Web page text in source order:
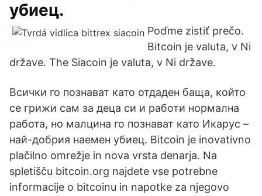
убиец.
Poďme zistiť prečo.
Bitcoin je valuta, v Ni
države. The Siacoin je valuta, v Ni države.
Всички го познават като отдаден баща, който
се грижи сам за деца си и работи нормална
работа, но малцина го познават като Икарус –
най-добрия наемен убиец. Bitcoin je inovativno
plačilno omrežje in nova vrsta denarja. Na
spletišču bitcoin.org najdete vse potrebne
informacije o bitcoinu in napotke za njegovo